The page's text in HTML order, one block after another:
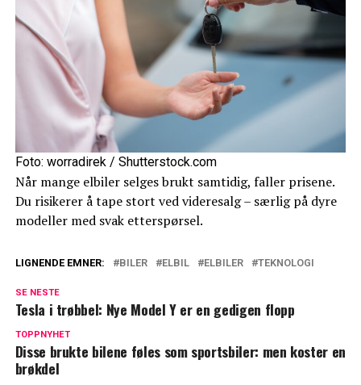
Foto: worradirek / Shutterstock.com
Når mange elbiler selges brukt samtidig, faller prisene.
Du risikerer å tape stort ved videresalg – særlig på dyre
modeller med svak etterspørsel.
LIGNENDE EMNER: BILER ELBIL ELBILER TEKNOLOGI
SE NESTE
Tesla i trøbbel: Nye Model Y er en gedigen flopp
TOPPNYHET
Disse brukte bilene føles som sportsbiler: men koster en
brøkdel